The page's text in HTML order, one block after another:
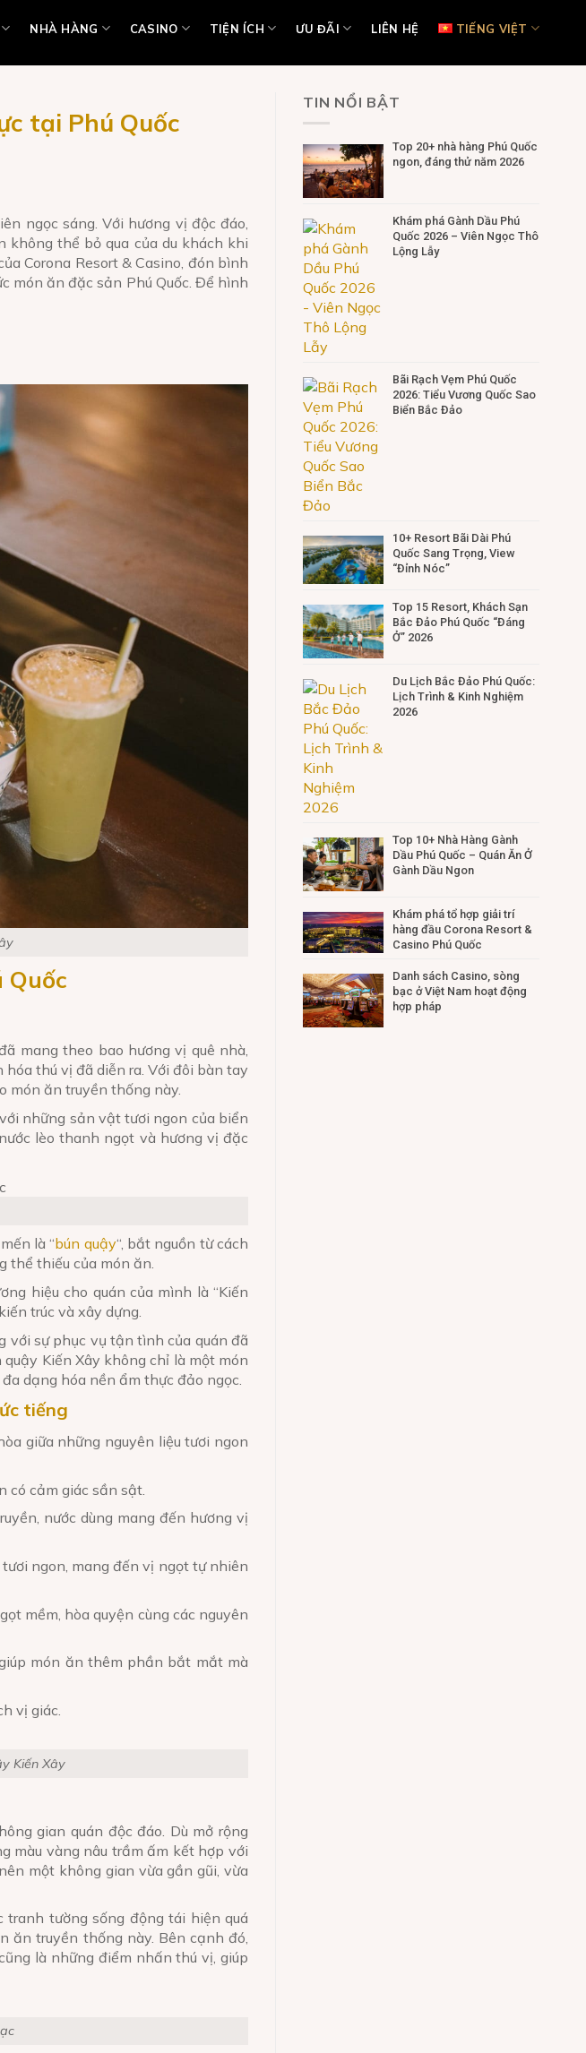
NHÀ HÀNG CASINO TIỆN ÍCH ƯU ĐÃI LIÊN HỆ TIẾNG VIỆT
tại Phú Quốc
ngọc sáng. Với hương vị độc đáo,
không thể bỏ qua của du khách khi
Corona Resort & Casino, đón bình
món ăn đặc sản Phú Quốc. Để hình
Quốc
mang theo bao hương vị quê nhà,
thú vị đã diễn ra. Với đôi bàn tay
món ăn truyền thống này.
những sản vật tươi ngon của biển
lèo thanh ngọt và hương vị đặc
là “bún quậy“, bắt nguồn từ cách
thể thiếu của món ăn.
hiệu cho quán của mình là “Kiến
trúc và xây dựng.
với sự phục vụ tận tình của quán đã
Kiến Xây không chỉ là một món
dạng hóa nền ẩm thực đảo ngọc.
tiếng
giữa những nguyên liệu tươi ngon
có cảm giác sần sật.
nước dùng mang đến hương vị
ngon, mang đến vị ngọt tự nhiên
mềm, hòa quyện cùng các nguyên
món ăn thêm phần bắt mắt mà
vị giác.
Kiến Xây
gian quán độc đáo. Dù mở rộng
màu vàng nâu trầm ấm kết hợp với
một không gian vừa gần gũi, vừa
tranh tường sống động tái hiện quá
ăn truyền thống này. Bên cạnh đó,
là những điểm nhấn thú vị, giúp
TIN NỔI BẬT
Top 20+ nhà hàng Phú Quốc
ngon, đáng thử năm 2026
Khám phá Gành Dầu Phú
Quốc 2026 – Viên Ngọc Thô
Lộng Lẫy
Bãi Rạch Vẹm Phú Quốc
2026: Tiểu Vương Quốc Sao
Biển Bắc Đảo
10+ Resort Bãi Dài Phú
Quốc Sang Trọng, View
“Đỉnh Nóc”
Top 15 Resort, Khách Sạn
Bắc Đảo Phú Quốc “Đáng
Ở” 2026
Du Lịch Bắc Đảo Phú Quốc:
Lịch Trình & Kinh Nghiệm
2026
Top 10+ Nhà Hàng Gành
Dầu Phú Quốc – Quán Ăn Ở
Gành Dầu Ngon
Khám phá tổ hợp giải trí
hàng đầu Corona Resort &
Casino Phú Quốc
Danh sách Casino, sòng
bạc ở Việt Nam hoạt động
hợp pháp